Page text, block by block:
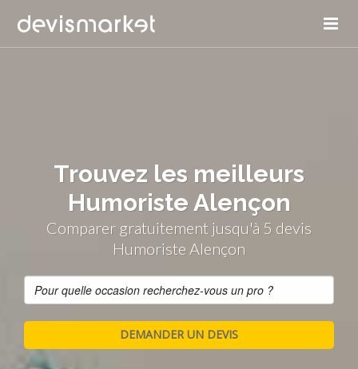
Trouvez les meilleurs
Humoriste Alençon
Comparer gratuitement jusqu'à 5 devis
Humoriste Alençon